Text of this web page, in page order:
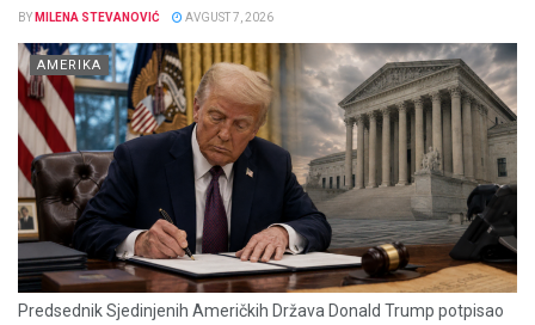
BY MILENA STEVANOVIĆ AVGUST 7, 2026
AMERIKA
Predsednik Sjedinjenih Američkih Država Donald Trump potpisao